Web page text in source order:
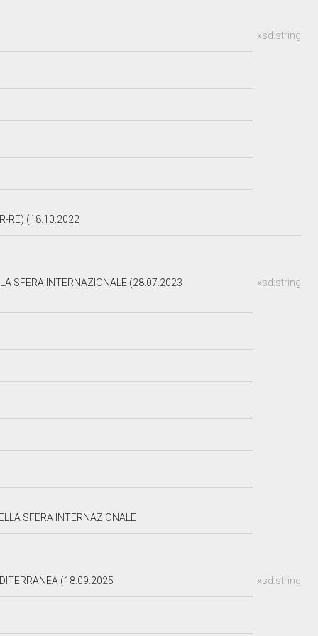
xsd:string
RE) (18.10.2022
xsd:string
SFERA INTERNAZIONALE (28.07.2023-
SFERA INTERNAZIONALE
xsd:string
(18.09.2025